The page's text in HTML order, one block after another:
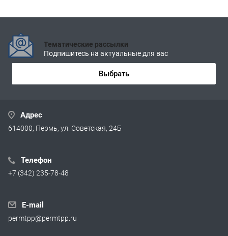
Тематические рассылки
Подпишитесь на актуальные для вас
Выбрать
Адрес
614000, Пермь, ул. Советская, 24Б
Телефон
+7 (342) 235-78-48
E-mail
permtpp@permtpp.ru